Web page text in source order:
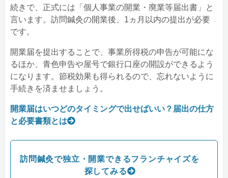
続きで、正式には「個人事業の開業・廃業等届出書」と
言います。訪問鍼灸の開業後、1ヵ月以内の提出が必要
です。
開業届を提出することで、事業所得税の申告が可能にな
るほか、青色申告や屋号で銀行口座の開設ができるよう
になります。節税効果も得られるので、忘れないように
手続きを済ませましょう。
開業届はいつどのタイミングで出せばいい？届出の仕方
と必要書類とは
訪問鍼灸で独立・開業できるフランチャイズを
探してみる